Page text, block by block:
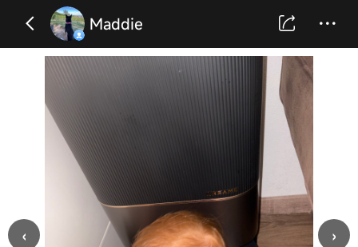
Maddie
‹ ›